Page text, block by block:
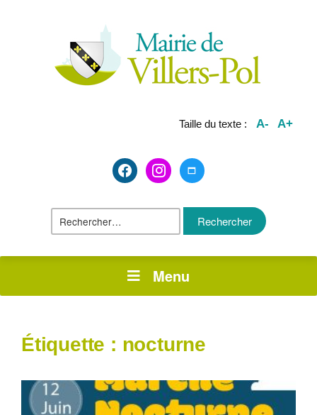
Taille du texte : A- A+
facebook2instagrammaximize
Rechercher :
Menu
Étiquette : nocturne